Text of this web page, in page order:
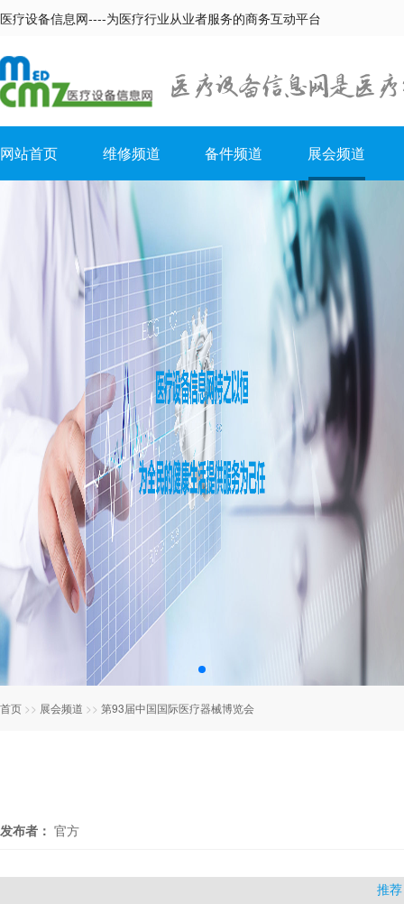
医疗设备信息网----为医疗行业从业者服务的商务互动平台
网站首页 维修频道 备件频道 展会频道
首页 >> 展会频道 >> 第93届中国国际医疗器械博览会
发布者： 官方
推荐